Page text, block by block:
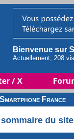
Bienvenue sur
Actuellement, 208
/ X
France
du site